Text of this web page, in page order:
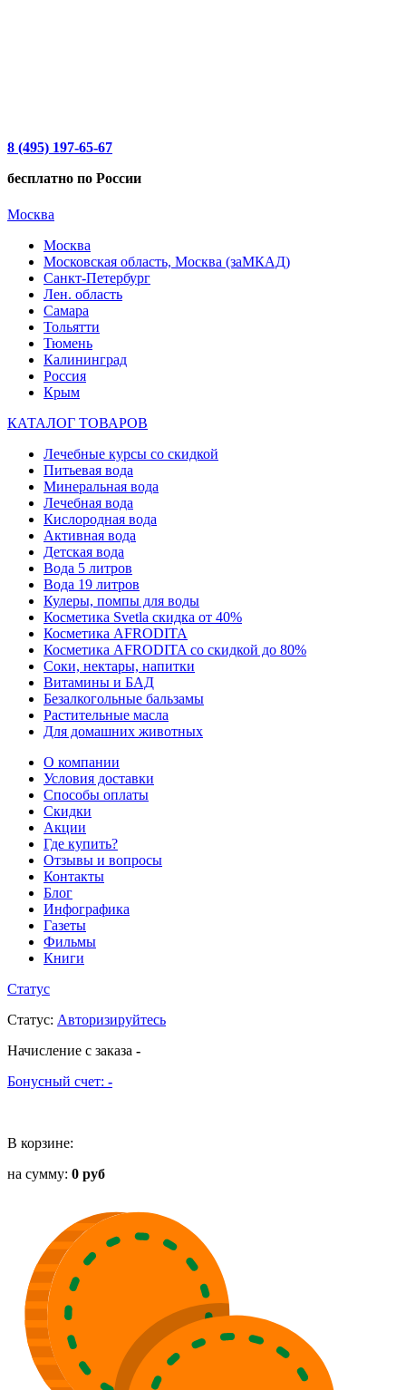
8 (495) 197-65-67
бесплатно по России
Москва
Москва
Московская область, Москва (заМКАД)
Санкт-Петербург
Лен. область
Самара
Тольятти
Тюмень
Калининград
Россия
Крым
КАТАЛОГ ТОВАРОВ
Лечебные курсы со скидкой
Питьевая вода
Минеральная вода
Лечебная вода
Кислородная вода
Активная вода
Детская вода
Вода 5 литров
Вода 19 литров
Кулеры, помпы для воды
Косметика Svetla скидка от 40%
Косметика AFRODITA
Косметика AFRODITA со скидкой до 80%
Соки, нектары, напитки
Витамины и БАД
Безалкогольные бальзамы
Растительные масла
Для домашних животных
О компании
Условия доставки
Способы оплаты
Скидки
Акции
Где купить?
Отзывы и вопросы
Контакты
Блог
Инфографика
Газеты
Фильмы
Книги
Статус
Статус: Авторизируйтесь
Начисление с заказа -
Бонусный счет: -
В корзине:
на сумму: 0 руб